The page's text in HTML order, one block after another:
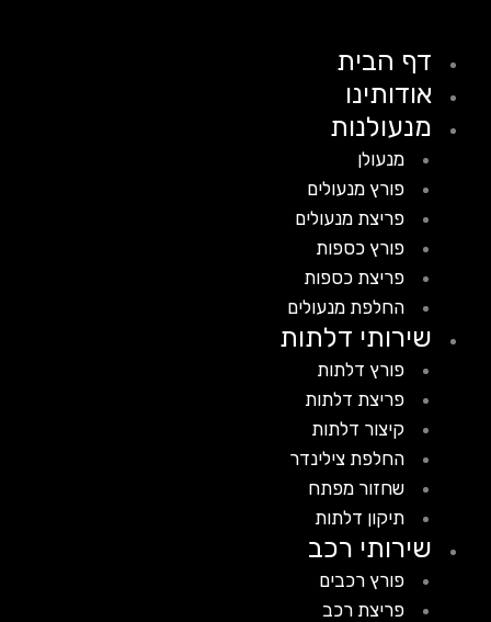
דף הבית
אודותינו
מנעולנות
מנעולן
פורץ מנעולים
פריצת מנעולים
פורץ כספות
פריצת כספות
החלפת מנעולים
שירותי דלתות
פורץ דלתות
פריצת דלתות
קיצור דלתות
החלפת צילינדר
שחזור מפתח
תיקון דלתות
שירותי רכב
פורץ רכבים
פריצת רכב